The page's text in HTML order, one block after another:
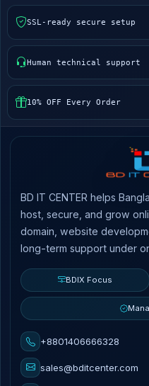
SSL-ready secure setup
Human technical support
10% OFF Every Order
BD IT CENTER helps
host, secure, and grow
domain, website
long-term support under
BDIX Focus
+8801406666328
sales@bditcenter.com